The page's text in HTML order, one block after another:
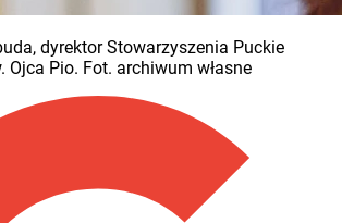
dyrektor Stowarzyszenia Puckie
Ojca Pio. Fot. archiwum własne